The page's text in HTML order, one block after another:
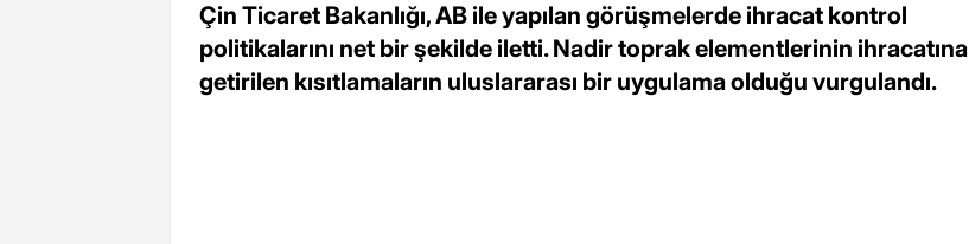
Çin Ticaret Bakanlığı, AB ile yapılan görüşmelerde ihracat kontrol
politikalarını net bir şekilde iletti. Nadir toprak elementlerinin ihracatına
getirilen kısıtlamaların uluslararası bir uygulama olduğu vurgulandı.